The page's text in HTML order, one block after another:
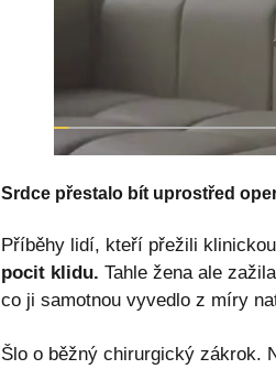
Srdce přestalo bít uprostřed
Příběhy lidí, kteří přežili
pocit klidu. Tahle žena ale
co ji samotnou vyvedlo z míry
Šlo o běžný chirurgický zákrok.